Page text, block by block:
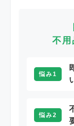
不用
悩み1
悩み2